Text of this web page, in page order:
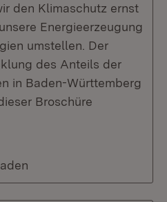
den Klimaschutz ernst
Energieerzeugung
umstellen. Der
des Anteils der
in Baden-Württemberg
Broschüre